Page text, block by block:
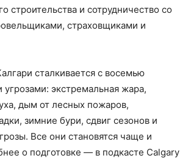
строительства и сотрудничество со
страховщиками и
сталкивается с восемью
угрозами: экстремальная жара,
дым от лесных пожаров,
зимние бури, сдвиг сезонов и
Все они становятся чаще и
о подготовке — в подкасте Calgary